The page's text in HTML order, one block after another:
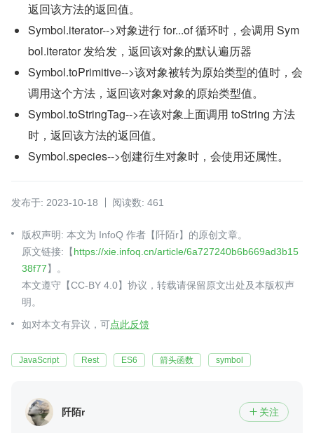
返回该方法的返回值。
Symbol.iterator-->对象进行 for...of 循环时，会调用 Sym
bol.iterator 发给发，返回该对象的默认遍历器
Symbol.toPrimitive-->该对象被转为原始类型的值时，会
调用这个方法，返回该对象对象的原始类型值。
Symbol.toStringTag-->在该对象上面调用 toString 方法
时，返回该方法的返回值。
Symbol.species-->创建衍生对象时，会使用还属性。
发布于: 2023-10-18 阅读数: 461
版权声明: 本文为 InfoQ 作者【阡陌r】的原创文章。
原文链接:【https://xie.infoq.cn/article/6a727240b6b669ad3b15
38f77】。
本文遵守【CC-BY 4.0】协议，转载请保留原文出处及本版权声
明。
如对本文有异议，可点此反馈
JavaScript Rest ES6 箭头函数 symbol
阡陌r  关注